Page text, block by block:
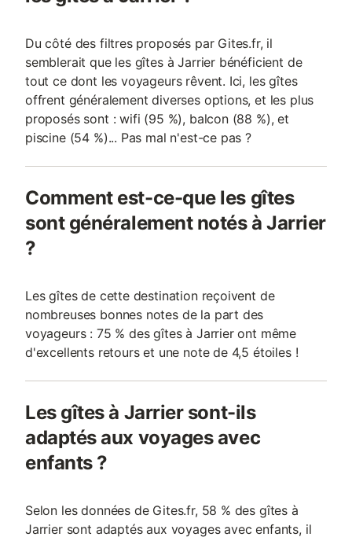
Du côté des filtres proposés par Gites.fr, il
semblerait que les gîtes à Jarrier bénéficient de
tout ce dont les voyageurs rêvent. Ici, les gîtes
offrent généralement diverses options, et les plus
proposés sont : wifi (95 %), balcon (88 %), et
piscine (54 %)... Pas mal n'est-ce pas ?
Comment est-ce-que les gîtes
sont généralement notés à Jarrier
?
Les gîtes de cette destination reçoivent de
nombreuses bonnes notes de la part des
voyageurs : 75 % des gîtes à Jarrier ont même
d'excellents retours et une note de 4,5 étoiles !
Les gîtes à Jarrier sont-ils
adaptés aux voyages avec
enfants ?
Selon les données de Gites.fr, 58 % des gîtes à
Jarrier sont adaptés aux voyages avec enfants, il